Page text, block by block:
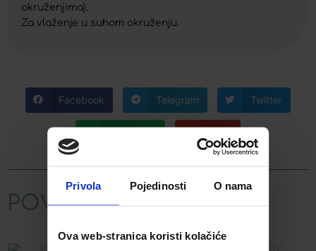
Privola Pojedinosti O nama
Ova web-stranica koristi kolačiće
okruženjima).
Za vlaženje u suhom okruženju.
Facebook Telegram Twitter
POVEZANI PROIZVODI